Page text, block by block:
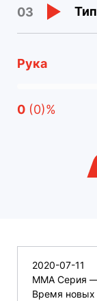
03
Рука
0 (0)%
2020-07-11
ММА Серия
Время новых